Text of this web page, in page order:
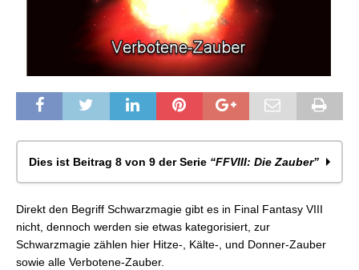
Dies ist Beitrag 8 von 9 der Serie “FFVIII: Die Zauber”
FFVIII: Lebens-Zauber
FFVIII: Support-Zauber
FFVIII: Hitze-Zauber
FFVIII: Zeit-Zauber
Direkt den Begriff Schwarzmagie gibt es in Final Fantasy VIII
nicht, dennoch werden sie etwas kategorisiert, zur
Schwarzmagie zählen hier Hitze-, Kälte-, und Donner-Zauber
sowie alle Verbotene-Zauber.